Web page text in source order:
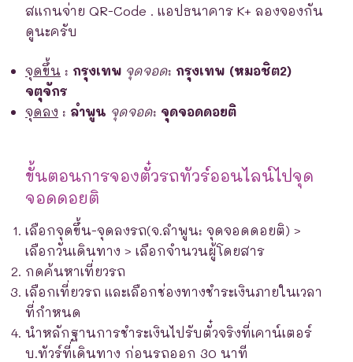
สแกนจ่าย QR-Code . แอปธนาคาร K+ ลองจองกัน
ดูนะครับ
จุดขึ้น : กรุงเทพ จุดจอด: กรุงเทพ (หมอชิต2)
จตุจักร
จุดลง : ลำพูน จุดจอด: จุดจอดดอยติ
ขั้นตอนการจองตั๋วรถทัวร์ออนไลน์ไปจุด
จอดดอยติ
เลือกจุดขึ้น-จุดลงรถ(จ.ลำพูน: จุดจอดดอยติ) >
เลือกวันเดินทาง > เลือกจำนวนผู้โดยสาร
กดค้นหาเที่ยวรถ
เลือกเที่ยวรถ และเลือกช่องทางชำระเงินภายในเวลา
ที่กำหนด
นำหลักฐานการชำระเงินไปรับตั๋วจริงที่เคาน์เตอร์
บ.ทัวร์ที่เดินทาง ก่อนรถออก 30 นาที